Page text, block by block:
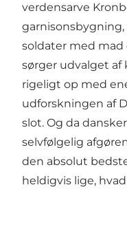
verdensarve
soldater med mad
sørger udvalget af
rigeligt op med
udforskningen af
slot. Og da
selvfølgelig
den absolut
heldigvis lige,